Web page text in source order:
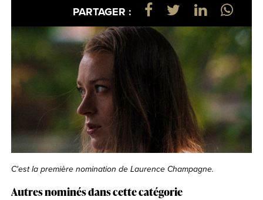
PARTAGER :
C'est la première nomination de Laurence Champagne.
Autres nominés dans cette catégorie